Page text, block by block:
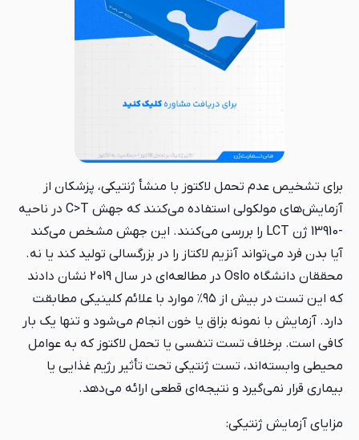
برای تشخیص عدم تحمل لاکتوز با منشأ ژنتیکی، پزشکان از
آزمایش‌های مولکولی استفاده می‌کنند که جهش C>T در ناحیه
-13910 ژن LCT را بررسی می‌کنند. این جهش مشخص می‌کند
آیا بدن فرد می‌تواند آنزیم لاکتاز را در بزرگسالی تولید کند یا نه.
محققان دانشگاه Oslo در مطالعه‌ای در سال 2019 نشان دادند
که این تست در بیش از ۹۵٪ موارد با علائم کلینیکی مطابقت
دارد. آزمایش با نمونه بزاق یا خون انجام می‌شود و تنها یک بار
کافی است. برخلاف تست تنفسی یا تحمل لاکتوز که به عوامل
محیطی وابسته‌اند، تست ژنتیکی تحت تأثیر رژیم غذایی یا
بیماری قرار نمی‌گیرد و نتیجه‌ای قطعی ارائه می‌دهد.
مزایای آزمایش ژنتیکی: